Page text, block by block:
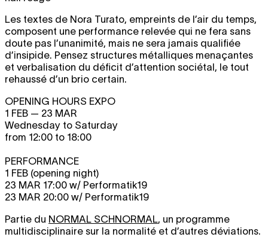
Les textes de Nora Turato, empreints de l’air du temps,
composent une performance relevée qui ne fera sans
doute pas l’unanimité, mais ne sera jamais qualifiée
d’insipide. Pensez structures métalliques menaçantes
et verbalisation du déficit d’attention sociétal, le tout
rehaussé d’un brio certain.
OPENING HOURS EXPO
1 FEB — 23 MAR
Wednesday to Saturday
from 12:00 to 18:00
PERFORMANCE
1 FEB (opening night)
23 MAR 17:00 w/ Performatik19
23 MAR 20:00 w/ Performatik19
Partie du NORMAL SCHNORMAL, un programme
multidisciplinaire sur la normalité et d’autres déviations.